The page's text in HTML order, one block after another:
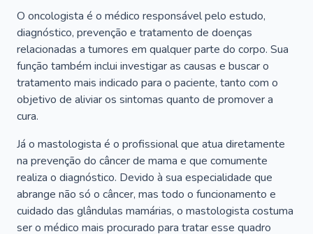
O oncologista é o médico responsável pelo estudo,
diagnóstico, prevenção e tratamento de doenças
relacionadas a tumores em qualquer parte do corpo. Sua
função também inclui investigar as causas e buscar o
tratamento mais indicado para o paciente, tanto com o
objetivo de aliviar os sintomas quanto de promover a
cura.
Já o mastologista é o profissional que atua diretamente
na prevenção do câncer de mama e que comumente
realiza o diagnóstico. Devido à sua especialidade que
abrange não só o câncer, mas todo o funcionamento e
cuidado das glândulas mamárias, o mastologista costuma
ser o médico mais procurado para tratar esse quadro